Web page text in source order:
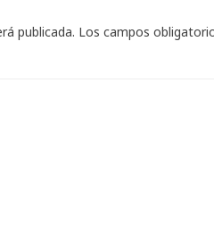
publicada. Los campos